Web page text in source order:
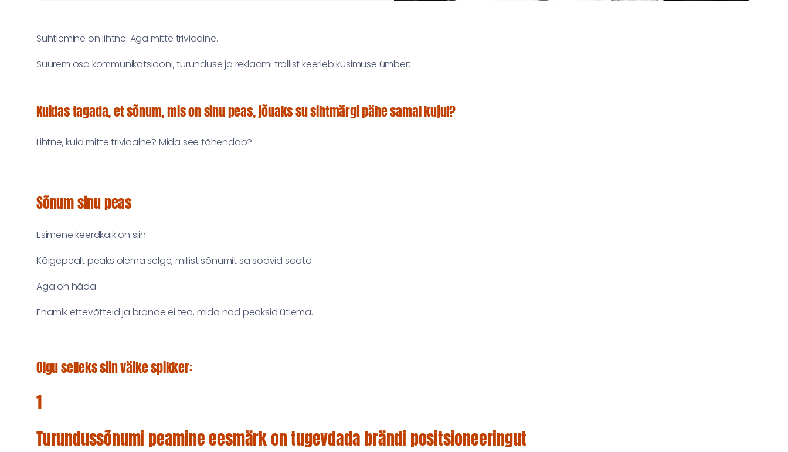
Suhtlemine on lihtne. Aga mitte triviaalne.
Suurem osa kommunikatsiooni, turunduse ja reklaami trallist keerleb küsimuse ümber:
Kuidas tagada, et sõnum, mis on sinu peas, jõuaks su sihtmärgi pähe samal kujul?
Lihtne, kuid mitte triviaalne? Mida see tähendab?
Sõnum sinu peas
Esimene keerdkäik on siin.
Kõigepealt peaks olema selge, millist sõnumit sa soovid saata.
Aga oh häda.
Enamik ettevõtteid ja brände ei tea, mida nad peaksid ütlema.
Olgu selleks siin väike spikker:
1
Turundussõnumi peamine eesmärk on tugevdada brändi positsioneeringut